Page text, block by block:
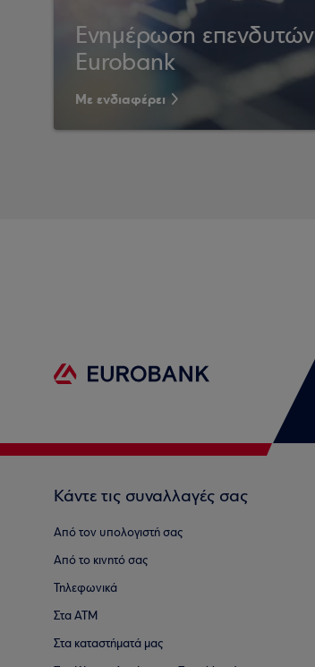
Ενημέρωση επενδυτών
Eurobank
Με ενδιαφέρει
Κάντε τις συναλλαγές σας
Από τον υπολογιστή σας
Από το κινητό σας
Τηλεφωνικά
Στα ΑΤΜ
Στα καταστήματά μας